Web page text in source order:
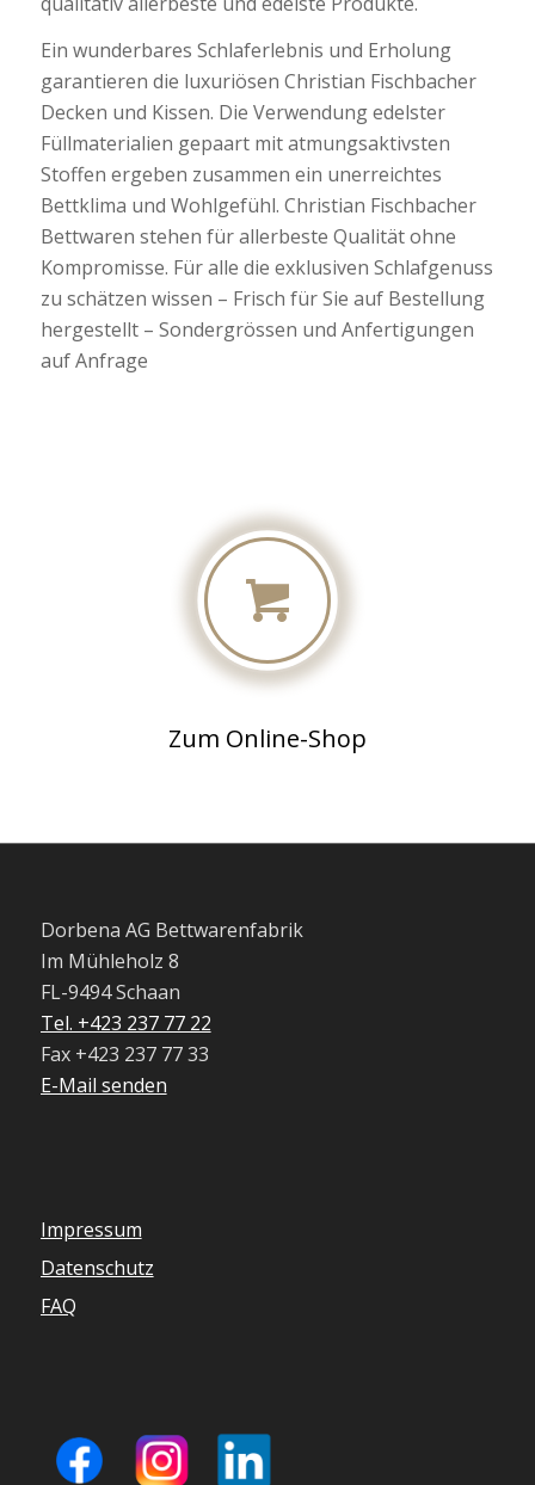
Ein wunderbares Schlaferlebnis und Erholung
garantieren die luxuriösen Christian Fischbacher
Decken und Kissen. Die Verwendung edelster
Füllmaterialien gepaart mit atmungsaktivsten
Stoffen ergeben zusammen ein unerreichtes
Bettklima und Wohlgefühl. Christian Fischbacher
Bettwaren stehen für allerbeste Qualität ohne
Kompromisse. Für alle die exklusiven Schlafgenuss
zu schätzen wissen – Frisch für Sie auf Bestellung
hergestellt – Sondergrössen und Anfertigungen
auf Anfrage
Zum Online-Shop
Dorbena AG Bettwarenfabrik
Im Mühleholz 8
FL-9494 Schaan
Tel. +423 237 77 22
Fax +423 237 77 33
E-Mail senden
Impressum
Datenschutz
FAQ